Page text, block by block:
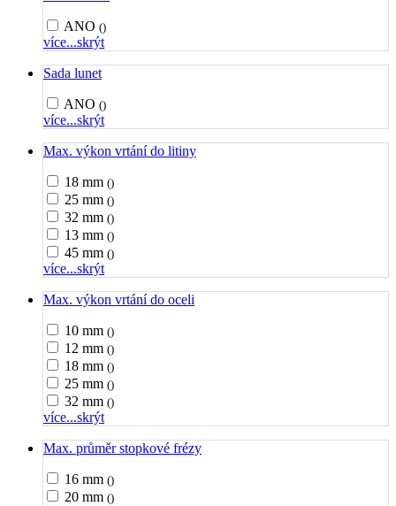
ANO ()
více...skrýt
Sada lunet
ANO ()
více...skrýt
Max. výkon vrtání do litiny
18 mm ()
25 mm ()
32 mm ()
13 mm ()
45 mm ()
více...skrýt
Max. výkon vrtání do oceli
10 mm ()
12 mm ()
18 mm ()
25 mm ()
32 mm ()
více...skrýt
Max. průměr stopkové frézy
16 mm ()
20 mm ()